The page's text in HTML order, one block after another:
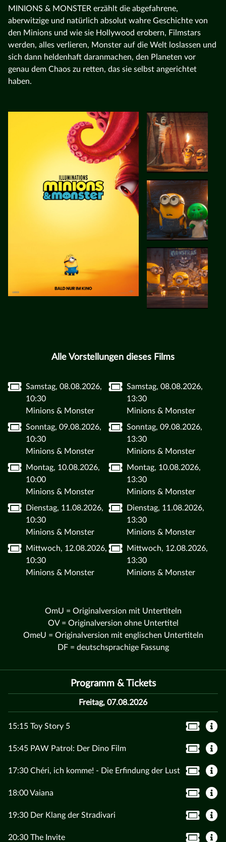
MINIONS & MONSTER erzählt die abgefahrene,
aberwitzige und natürlich absolut wahre Geschichte von
den Minions und wie sie Hollywood erobern, Filmstars
werden, alles verlieren, Monster auf die Welt loslassen und
sich dann heldenhaft daranmachen, den Planeten vor
genau dem Chaos zu retten, das sie selbst angerichtet
haben.
Alle Vorstellungen dieses Films
Samstag, 08.08.2026,
10:30
Minions & Monster
Samstag, 08.08.2026,
13:30
Minions & Monster
Sonntag, 09.08.2026,
10:30
Minions & Monster
Sonntag, 09.08.2026,
13:30
Minions & Monster
Montag, 10.08.2026,
10:00
Minions & Monster
Montag, 10.08.2026,
13:30
Minions & Monster
Dienstag, 11.08.2026,
10:30
Minions & Monster
Dienstag, 11.08.2026,
13:30
Minions & Monster
Mittwoch, 12.08.2026,
10:30
Minions & Monster
Mittwoch, 12.08.2026,
13:30
Minions & Monster
OmU = Originalversion mit Untertiteln
OV = Originalversion ohne Untertitel
OmeU = Originalversion mit englischen Untertiteln
DF = deutschsprachige Fassung
Programm & Tickets
Freitag, 07.08.2026
15:15 Toy Story 5
15:45 PAW Patrol: Der Dino Film
17:30 Chéri, ich komme! - Die Erfindung der Lust
18:00 Vaiana
19:30 Der Klang der Stradivari
20:30 The Invite